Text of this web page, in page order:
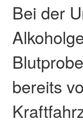
Bei der
bereits